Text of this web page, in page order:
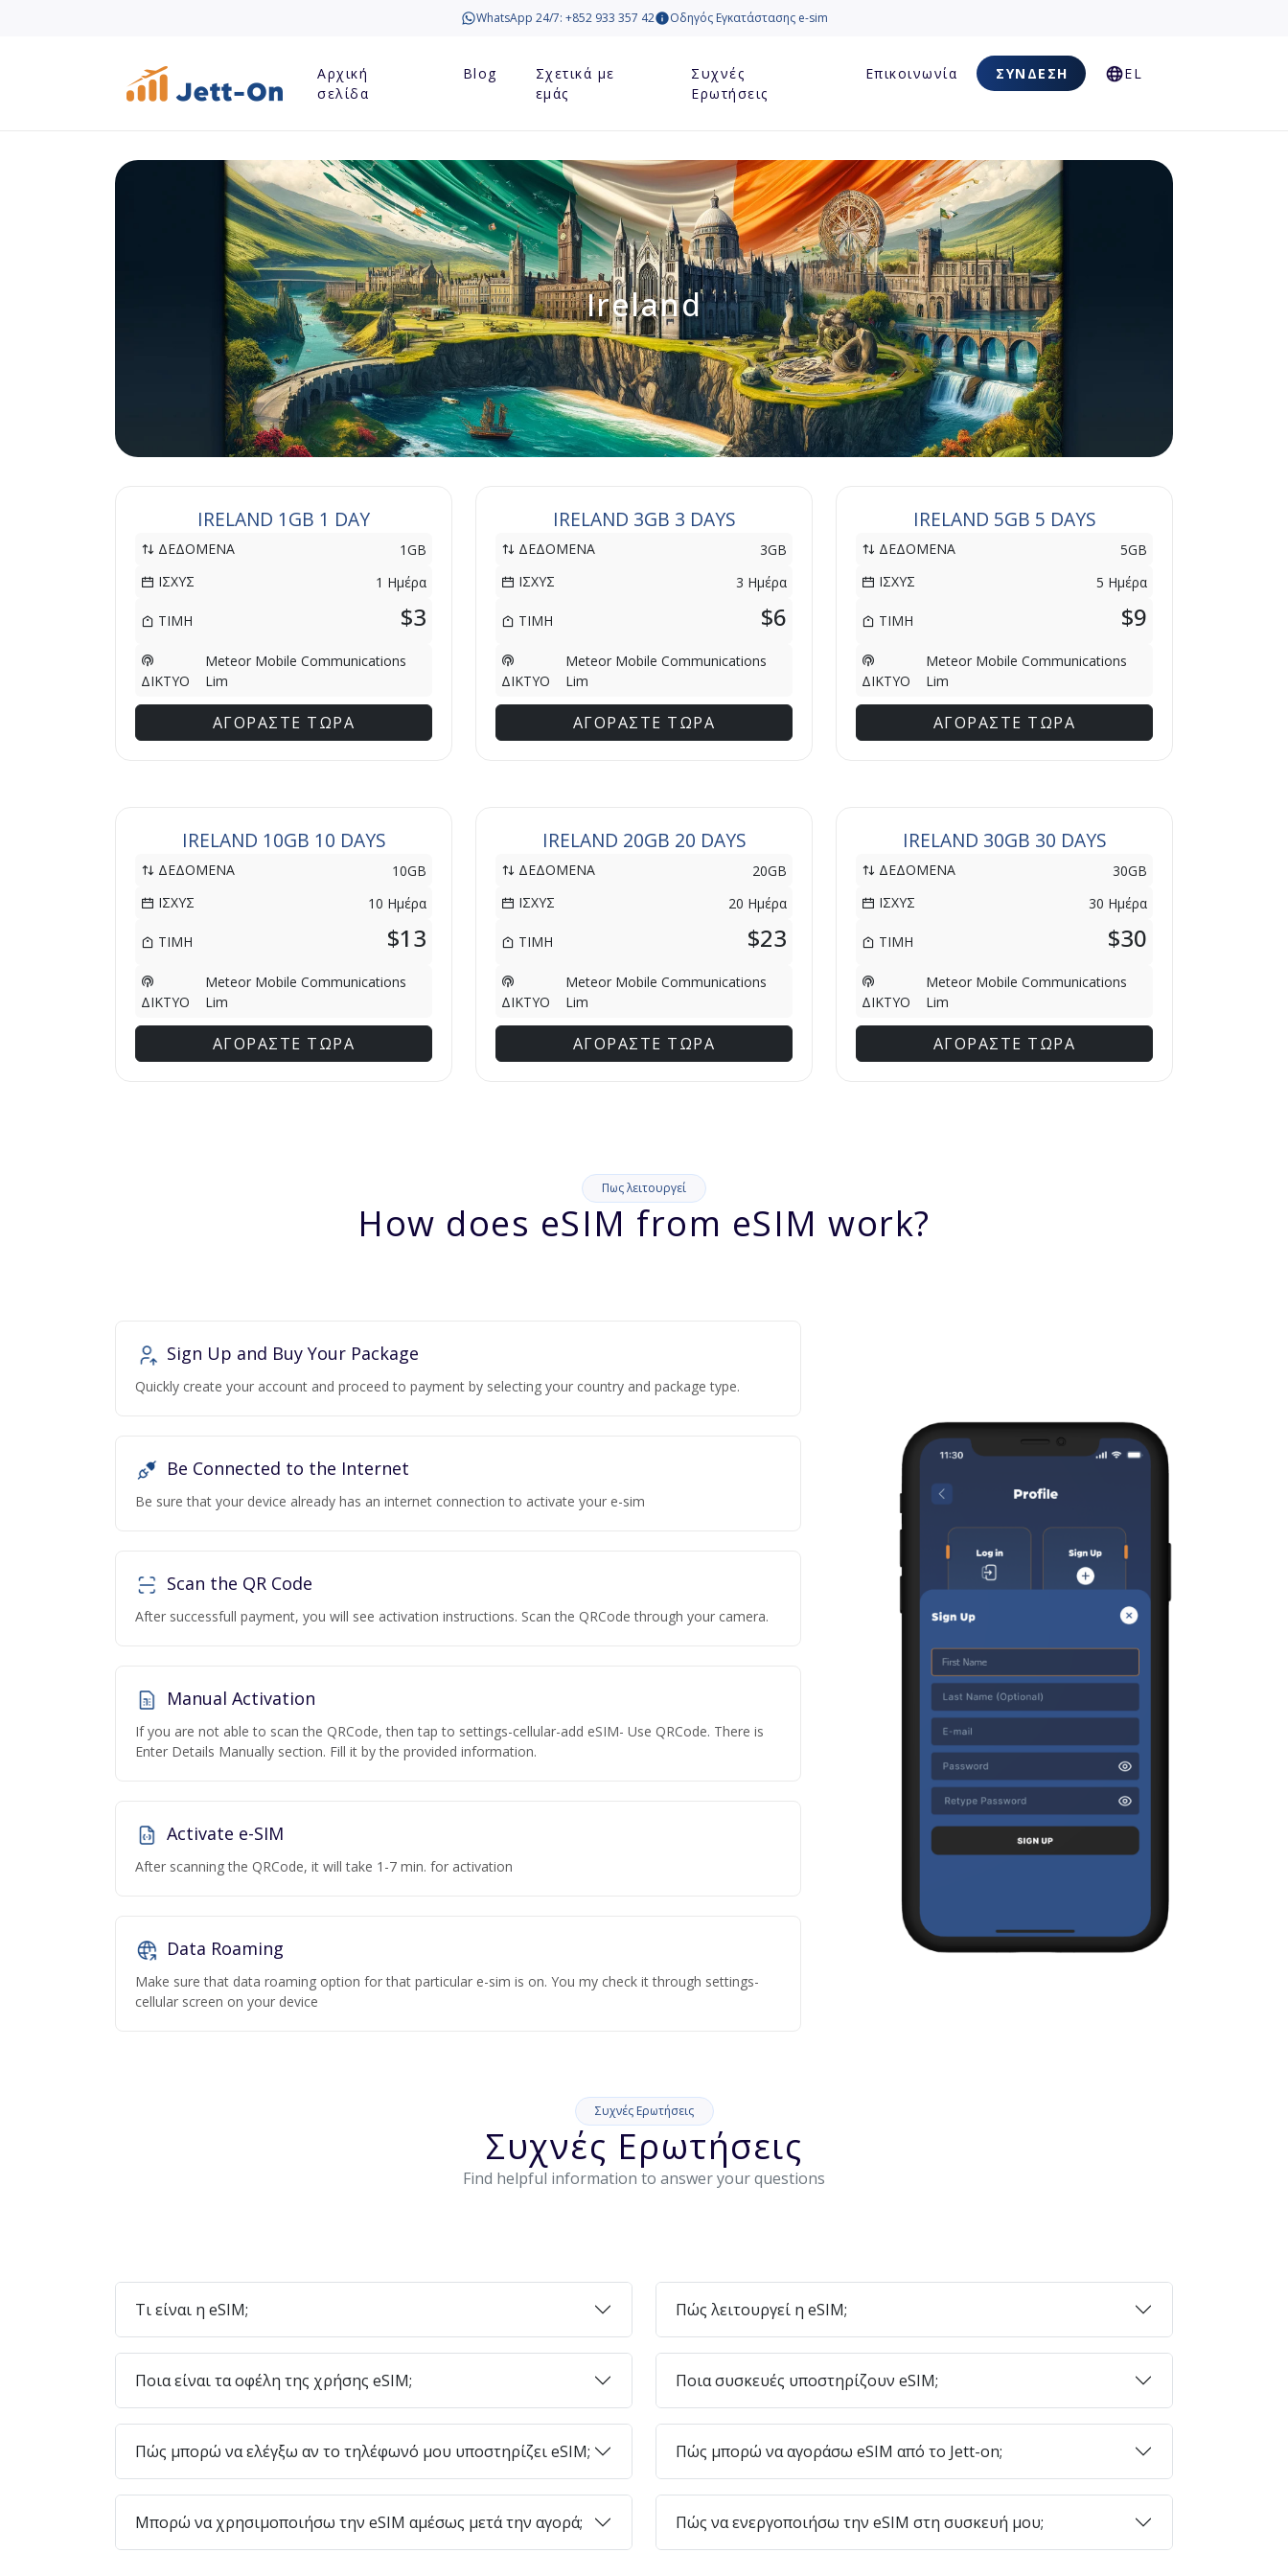
WhatsApp 24/7: +852 933 357 42 Οδηγός Εγκατάστασης e-sim
Αρχική
σελίδα
Blog
Σχετικά με
εμάς
Συχνές
Ερωτήσεις
Επικοινωνία ΣΎΝΔΕΣΗ EL
Ireland
IRELAND 1GB 1 DAY
ΔΕΔΟΜΕΝΑ
1GB
ΙΣΧΥΣ
1 Ημέρα
ΤΙΜΗ $3
ΔΙΚΤΥΟ
Meteor Mobile Communications
Lim
ΑΓΟΡΑΣΤΕ ΤΩΡΑ
IRELAND 3GB 3 DAYS
ΔΕΔΟΜΕΝΑ
3GB
ΙΣΧΥΣ
3 Ημέρα
ΤΙΜΗ $6
ΔΙΚΤΥΟ
Meteor Mobile Communications
Lim
ΑΓΟΡΑΣΤΕ ΤΩΡΑ
IRELAND 5GB 5 DAYS
ΔΕΔΟΜΕΝΑ
5GB
ΙΣΧΥΣ
5 Ημέρα
ΤΙΜΗ $9
ΔΙΚΤΥΟ
Meteor Mobile Communications
Lim
ΑΓΟΡΑΣΤΕ ΤΩΡΑ
IRELAND 10GB 10 DAYS
ΔΕΔΟΜΕΝΑ
10GB
ΙΣΧΥΣ
10 Ημέρα
ΤΙΜΗ $13
ΔΙΚΤΥΟ
Meteor Mobile Communications
Lim
ΑΓΟΡΑΣΤΕ ΤΩΡΑ
IRELAND 20GB 20 DAYS
ΔΕΔΟΜΕΝΑ
20GB
ΙΣΧΥΣ
20 Ημέρα
ΤΙΜΗ $23
ΔΙΚΤΥΟ
Meteor Mobile Communications
Lim
ΑΓΟΡΑΣΤΕ ΤΩΡΑ
IRELAND 30GB 30 DAYS
ΔΕΔΟΜΕΝΑ
30GB
ΙΣΧΥΣ
30 Ημέρα
ΤΙΜΗ $30
ΔΙΚΤΥΟ
Meteor Mobile Communications
Lim
ΑΓΟΡΑΣΤΕ ΤΩΡΑ
Πως λειτουργεί
How does eSIM from eSIM work?
Sign Up and Buy Your Package
Quickly create your account and proceed to payment by selecting your country and package type.
Be Connected to the Internet
Be sure that your device already has an internet connection to activate your e-sim
Scan the QR Code
After successfull payment, you will see activation instructions. Scan the QRCode through your camera.
Manual Activation
If you are not able to scan the QRCode, then tap to settings-cellular-add eSIM- Use QRCode. There is
Enter Details Manually section. Fill it by the provided information.
Activate e-SIM
After scanning the QRCode, it will take 1-7 min. for activation
Data Roaming
Make sure that data roaming option for that particular e-sim is on. You my check it through settings-
cellular screen on your device
Συχνές Ερωτήσεις
Συχνές Ερωτήσεις
Find helpful information to answer your questions
Τι είναι η eSIM; Πώς λειτουργεί η eSIM;
Ποια είναι τα οφέλη της χρήσης eSIM; Ποια συσκευές υποστηρίζουν eSIM;
Πώς μπορώ να ελέγξω αν το τηλέφωνό μου υποστηρίζει eSIM; Πώς μπορώ να αγοράσω eSIM από το Jett-on;
Μπορώ να χρησιμοποιήσω την eSIM αμέσως μετά την αγορά; Πώς να ενεργοποιήσω την eSIM στη συσκευή μου;